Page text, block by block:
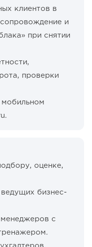
клиентов в
и
при снятии
проверки
мобильном
оценке,
бизнес-
менеджеров с